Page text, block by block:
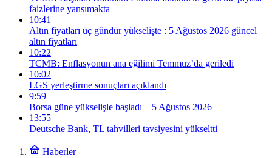
faizlerine yansımakta
10:41
Altın fiyatları üç gündür yükselişte : 5 Ağustos 2026 güncel
altın fiyatları
10:22
TCMB: Enflasyonun ana eğilimi Temmuz’da geriledi
10:02
LGS yerleştirme sonuçları açıklandı
9:59
Borsa güne yükselişle başladı – 5 Ağustos 2026
13:55
Deutsche Bank, TL tahvilleri tavsiyesini yükseltti
Haberler